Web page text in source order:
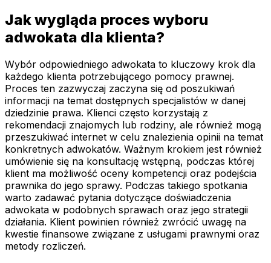
Jak wygląda proces wyboru
adwokata dla klienta?
Wybór odpowiedniego adwokata to kluczowy krok dla
każdego klienta potrzebującego pomocy prawnej.
Proces ten zazwyczaj zaczyna się od poszukiwań
informacji na temat dostępnych specjalistów w danej
dziedzinie prawa. Klienci często korzystają z
rekomendacji znajomych lub rodziny, ale również mogą
przeszukiwać internet w celu znalezienia opinii na temat
konkretnych adwokatów. Ważnym krokiem jest również
umówienie się na konsultację wstępną, podczas której
klient ma możliwość oceny kompetencji oraz podejścia
prawnika do jego sprawy. Podczas takiego spotkania
warto zadawać pytania dotyczące doświadczenia
adwokata w podobnych sprawach oraz jego strategii
działania. Klient powinien również zwrócić uwagę na
kwestie finansowe związane z usługami prawnymi oraz
metody rozliczeń.